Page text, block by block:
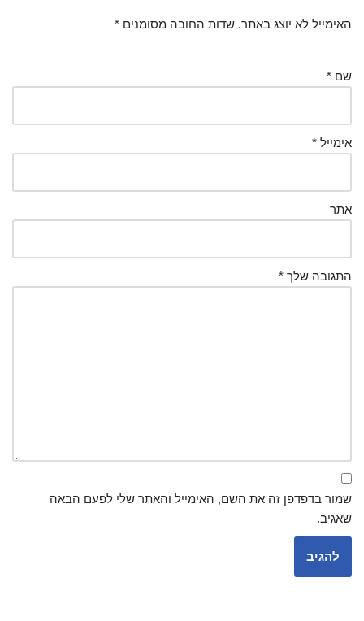
האימייל לא יוצג באתר. שדות החובה מסומנים *
שם *
אימייל *
אתר
התגובה שלך *
שמור בדפדפן זה את השם, האימייל והאתר שלי לפעם הבאה
שאגיב.